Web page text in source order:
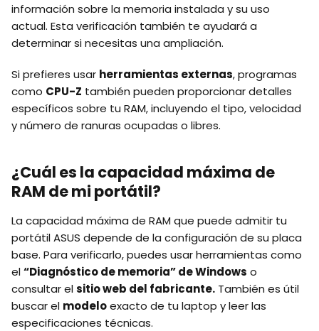
información sobre la memoria instalada y su uso
actual. Esta verificación también te ayudará a
determinar si necesitas una ampliación.
Si prefieres usar herramientas externas, programas
como CPU-Z también pueden proporcionar detalles
específicos sobre tu RAM, incluyendo el tipo, velocidad
y número de ranuras ocupadas o libres.
¿Cuál es la capacidad máxima de
RAM de mi portátil?
La capacidad máxima de RAM que puede admitir tu
portátil ASUS depende de la configuración de su placa
base. Para verificarlo, puedes usar herramientas como
el“Diagnóstico de memoria” de Windows o
consultar elsitio web del fabricante. También es útil
buscar el modeloexacto de tu laptop y leer las
especificaciones técnicas.